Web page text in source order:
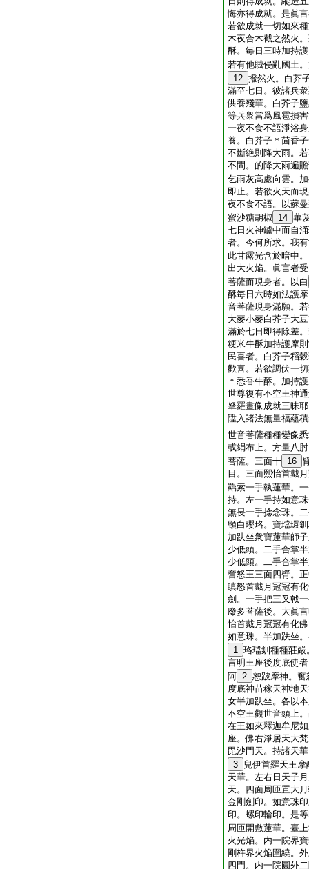
悔亦得成就。是眞
若欲成就一切如來
木夜合木截之然火
酥。毎日三時加持
若有他賊侵亂國土
12 撥然火。白芥
滿至七日。彼諸兵
供養殘華。白芥子
等兵衆當爲風雹損
一夜不食不語淨浴
養。白芥子＊茴香
不斷絶則降大雨。
不間。的降大雨遍
乞雨灰高處向雲。
即止。若欲火天而
夜不食不語。以蘇
蜜沙糖胡椒
14 蓽
七日火神罏中而自
者。今何所求。我
此甘露光含於暗中
出大火焔。眞言者
菩薩而現身者。以白
酥毎日六時如法護
音菩薩現身滿願。
大麥小麥白芥子大
滿於七日即得除差
粳米牛酥加持護摩
民喜者。白芥子稻
歡喜。若欲調伏一
＊悉香牛酥。加持
世尊復有不空王神
拏羅畫像成就三昧
陞入諸法無量福蘊
世音菩薩種種變像
或絹布上。方量八
菩薩。三面十 16
目。三面熙怡首戴
羂索一手執蓮華。
持。左一手持如意
無畏一手捻念珠。
頸白瓔珞。寶璫環
加趺坐衆寶蓮華師
少低頭。二手合掌
少低頭。二手合掌
奮怒王三面四臂。
瞋怒首戴月冠冠有
劍。一手把三叉戟
廢多菩薩後。大眞
怡首戴月冠冠有化
如意珠。半加趺坐
1 珞璫釧種種莊
言明王座後度底使
阿 2 恕跛摩神。奮
度底神苗稼天神地
女半加趺坐。各以
不空王觀世音頭上
在王如來釋迦牟尼
座。佛右淨居天大
毘沙門天。持諸天
3 兒伊首羅天王
天華。左右日天子
天。四面周匝置大
金剛劍印。如意珠
印。螺印輪印。是
周匝開敷蓮華。臺
火光焔。内一院界
剛杵界火焔圍繞。
四門。内一院圓外